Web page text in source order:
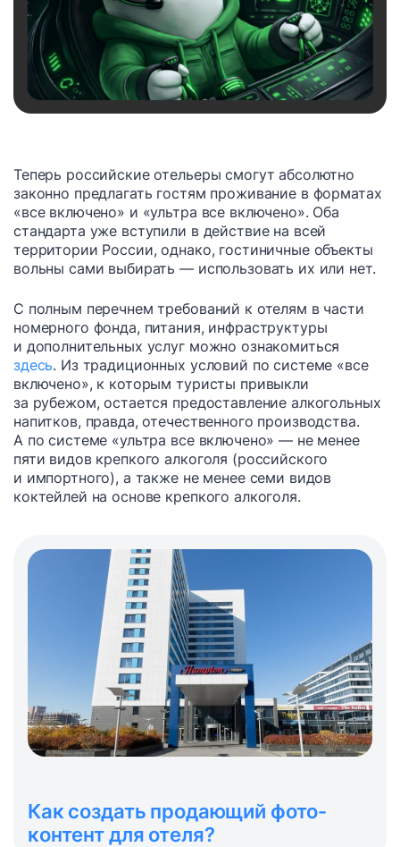
Теперь российские отельеры смогут абсолютно
законно предлагать гостям проживание в форматах
«все включено» и «ультра все включено». Оба
стандарта уже вступили в действие на всей
территории России, однако, гостиничные объекты
вольны сами выбирать — использовать их или нет.
С полным перечнем требований к отелям в части
номерного фонда, питания, инфраструктуры
и дополнительных услуг можно ознакомиться
здесь. Из традиционных условий по системе «все
включено», к которым туристы привыкли
за рубежом, остается предоставление алкогольных
напитков, правда, отечественного производства.
А по системе «ультра все включено» — не менее
пяти видов крепкого алкоголя (российского
и импортного), а также не менее семи видов
коктейлей на основе крепкого алкоголя.
Как создать продающий фото-
контент для отеля?